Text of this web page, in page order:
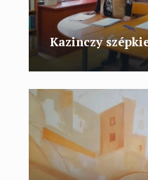
Kazinczy